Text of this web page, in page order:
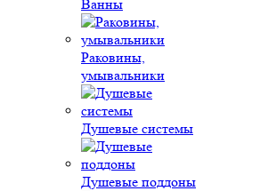
Ванны
Раковины,
умывальники
Душевые системы
Душевые поддоны